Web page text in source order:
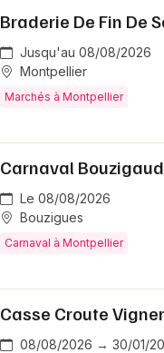
Braderie De Fin De
Jusqu'au 08/08/2026
Montpellier
Marchés à Montpellier
Carnaval Bouzigaud
Le 08/08/2026
Bouzigues
Carnaval à Montpellier
Casse Croute
08/08/2026 → 30/01/